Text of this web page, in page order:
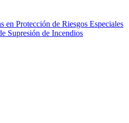
en Protección de Riesgos Especiales
Supresión de Incendios